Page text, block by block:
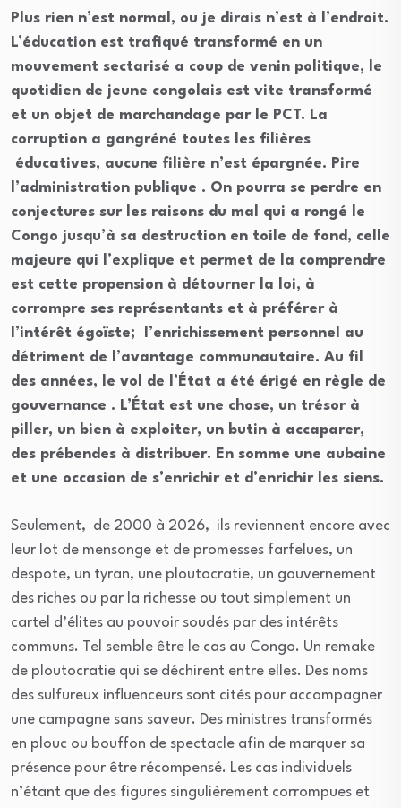
Plus rien n’est normal, ou je dirais n’est à l’endroit.
L’éducation est trafiqué transformé en un
mouvement sectarisé a coup de venin politique, le
quotidien de jeune congolais est vite transformé
et un objet de marchandage par le PCT. La
corruption a gangréné toutes les filières
éducatives, aucune filière n’est épargnée. Pire
l’administration publique . On pourra se perdre en
conjectures sur les raisons du mal qui a rongé le
Congo jusqu’à sa destruction en toile de fond, celle
majeure qui l’explique et permet de la comprendre
est cette propension à détourner la loi, à
corrompre ses représentants et à préférer à
l’intérêt égoïste; l’enrichissement personnel au
détriment de l’avantage communautaire. Au fil
des années, le vol de l’État a été érigé en règle de
gouvernance . L’État est une chose, un trésor à
piller, un bien à exploiter, un butin à accaparer,
des prébendes à distribuer. En somme une aubaine
et une occasion de s’enrichir et d’enrichir les siens.
Seulement, de 2000 à 2026, ils reviennent encore avec
leur lot de mensonge et de promesses farfelues, un
despote, un tyran, une ploutocratie, un gouvernement
des riches ou par la richesse ou tout simplement un
cartel d’élites au pouvoir soudés par des intérêts
communs. Tel semble être le cas au Congo. Un remake
de ploutocratie qui se déchirent entre elles. Des noms
des sulfureux influenceurs sont cités pour accompagner
une campagne sans saveur. Des ministres transformés
en plouc ou bouffon de spectacle afin de marquer sa
présence pour être récompensé. Les cas individuels
n’étant que des figures singulièrement corrompues et